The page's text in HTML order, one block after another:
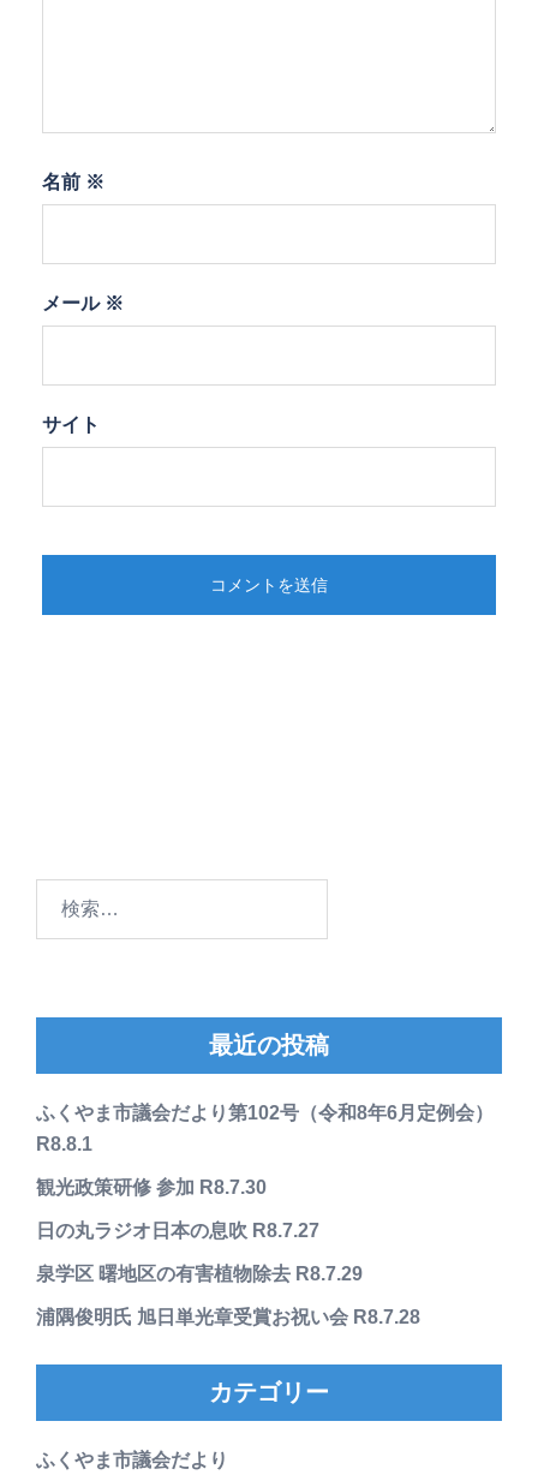
名前 ※
メール ※
サイト
最近の投稿
ふくやま市議会だより第102号（令和8年6月定例会）
R8.8.1
観光政策研修 参加 R8.7.30
日の丸ラジオ日本の息吹 R8.7.27
泉学区 曙地区の有害植物除去 R8.7.29
浦隅俊明氏 旭日単光章受賞お祝い会 R8.7.28
カテゴリー
ふくやま市議会だより